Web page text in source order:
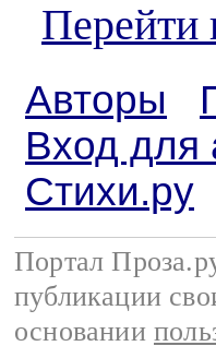
Перейти
Авторы
Вход для
Стихи.ру
Портал
публикации
основании